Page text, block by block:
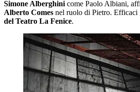
Simone Alberghini come Paolo Albiani,
Alberto Comes nel ruolo di Pietro. Efficaci
del Teatro La Fenice.